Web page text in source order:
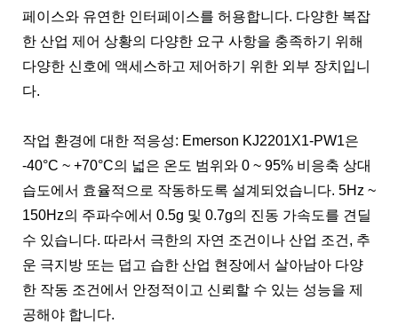
페이스와 유연한 인터페이스를 허용합니다. 다양한 복잡
한 산업 제어 상황의 다양한 요구 사항을 충족하기 위해
다양한 신호에 액세스하고 제어하기 위한 외부 장치입니
다.
작업 환경에 대한 적응성: Emerson KJ2201X1-PW1은
-40°C ~ +70°C의 넓은 온도 범위와 0 ~ 95% 비응축 상대
습도에서 효율적으로 작동하도록 설계되었습니다. 5Hz ~
150Hz의 주파수에서 0.5g 및 0.7g의 진동 가속도를 견딜
수 있습니다. 따라서 극한의 자연 조건이나 산업 조건, 추
운 극지방 또는 덥고 습한 산업 현장에서 살아남아 다양
한 작동 조건에서 안정적이고 신뢰할 수 있는 성능을 제
공해야 합니다.